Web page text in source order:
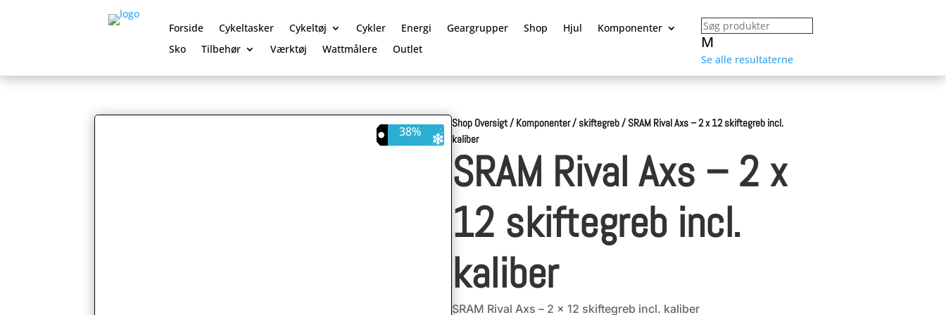
Forside Cykeltasker Cykeltøj Cykler Energi Geargrupper Shop Hjul
Komponenter
Sko
Tilbehør Værktøj Wattmålere Outlet M
Se alle resultaterne
38%
Shop Oversigt / Komponenter/ skiftegreb / SRAM Rival Axs – 2 x 12 skiftegreb incl.
kaliber
SRAM Rival Axs – 2 x
12 skiftegreb incl.
kaliber
SRAM Rival Axs – 2 x 12 skiftegreb incl. kaliber